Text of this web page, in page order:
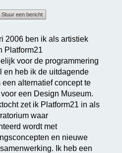
Stuur een bericht
2006 ben ik als artistiek
Platform21
voor de programmering
en heb ik de uitdagende
een alternatief concept te
een Design Museum.
zet ik Platform21 in als
waar
wordt met
en nieuwe
Ik heb een